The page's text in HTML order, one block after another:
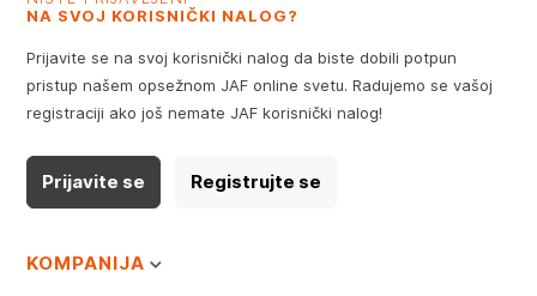
NA SVOJ KORISNIČKI NALOG?
Prijavite se na svoj korisnički nalog da biste dobili potpun
pristup našem opsežnom JAF online svetu. Radujemo se vašoj
registraciji ako još nemate JAF korisnički nalog!
Prijavite se Registrujte se
KOMPANIJA